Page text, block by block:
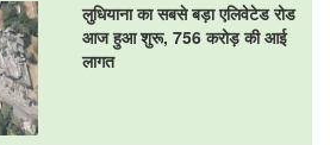
लुधियाना का सबसे बड़ा एलिवेटेड रोड
आज हुआ शुरू, 756 करोड़ की आई
लागत